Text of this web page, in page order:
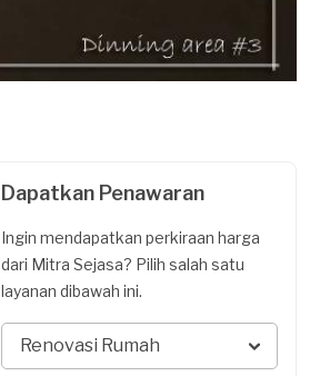
Dapatkan Penawaran
Ingin mendapatkan perkiraan harga
dari Mitra Sejasa? Pilih salah satu
layanan dibawah ini.
Renovasi Rumah